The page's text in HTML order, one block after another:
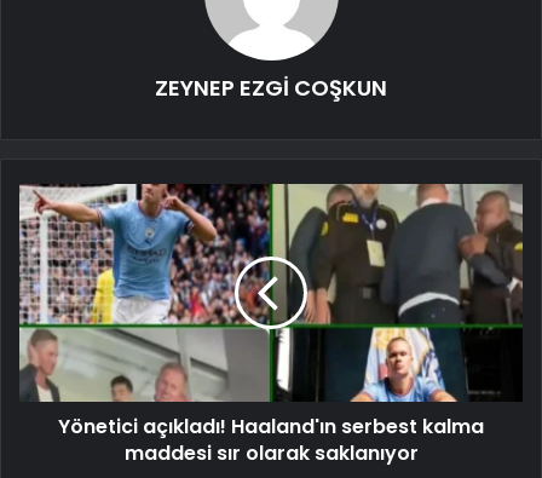
ZEYNEP EZGİ COŞKUN
Yönetici açıkladı! Haaland'ın serbest kalma
maddesi sır olarak saklanıyor